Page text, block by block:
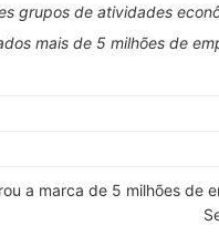
grupos de atividades
mais de 5 milhões de
a marca de 5 milhões de